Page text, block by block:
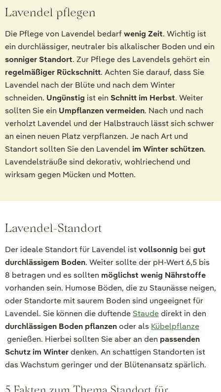
Lavendel pflegen
Die Pflege von Lavendel bedarfwenig Zeit. Wichtig ist
ein durchlässiger, neutraler bis alkalischer Boden und ein
sonniger Standort. Zur Pflege des Lavendels gehört ein
regelmäßiger Rückschnitt. Achten Sie darauf, dass Sie
Lavendel nach der Blüte und nach dem Winter
schneiden. Ungünstig ist ein Schnitt im Herbst. Weiter
sollten Sie ein Umpflanzen vermeiden. Nach und nach
verholzt Lavendel und der Halbstrauch lässt sich schwer
an einen neuen Platz verpflanzen. Je nach Art und
Standort sollten Sie den Lavendelim Winter schützen.
Lavendelsträuße sind dekorativ, wohlriechend und
wirksam gegen Mücken und Motten.
Lavendel-Standort
Der ideale Standort für Lavendel istvollsonnig bei gut
durchlässigem Boden. Weiter sollte der pH-Wert 6,5 bis
8 betragen und es sollten möglichst wenig Nährstoffe
vorhanden sein. Humose Böden, die zu Staunässe neigen,
oder Standorte mit saurem Boden sind ungeeignet für
Lavendel. Sie können die duftende Staudedirekt in den
durchlässigen Boden pflanzenoder als Kübelpflanze
genießen. Hierbei sollten Sie aber an den passenden
Schutz im Winterdenken. An schattigen Standorten ist
das Wachstum geringer und der Blütenansatz spärlich.